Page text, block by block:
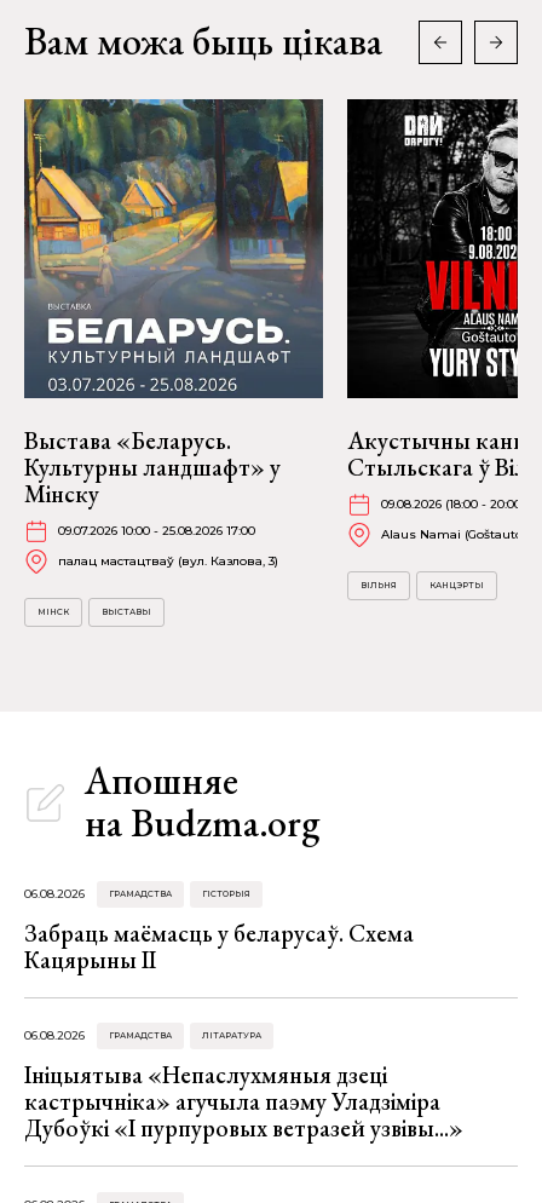
Вам можа быць цікава
Выстава «Беларусь.
Культурны ландшафт» у
Мінску
09.07.2026 10:00 - 25.08.2026 17:00
палац мастацтваў (вул. Казлова, 3)
МІНСК ВЫСТАВЫ
Акустычны
Стыльскага ў
09.08.2026 (18:00 - 20:00)
Alaus Namai (Goštauto 8)
ВІЛЬНЯ КАНЦЭРТЫ
Апошняе
на Budzma.org
06.08.2026 ГРАМАДСТВА ГІСТОРЫЯ
Забраць маёмасць у беларусаў. Схема
Кацярыны ІІ
06.08.2026 ГРАМАДСТВА ЛІТАРАТУРА
Ініцыятыва «Непаслухмяныя дзеці
кастрычніка» агучыла паэму Уладзіміра
Дубоўкі «І пурпуровых ветразей узвівы...»